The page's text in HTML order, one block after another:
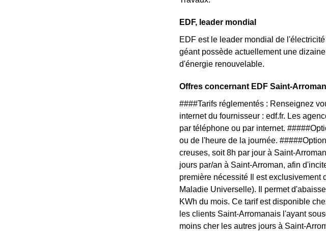
EDF, leader mondial
EDF est le leader mondial de
géant possède actuellement une
d'énergie renouvelable.
Offres concernant EDF Saint-Arroman
####Tarifs réglementés : Renseignez
internet du fournisseur : edf.fr. Les
par téléphone ou par internet.
ou de l'heure de la journée.
creuses, soit 8h par jour à Saint-
jours par/an à Saint-Arroman, afin
première nécessité Il est exclusivement
Maladie Universelle). Il permet
KWh du mois. Ce tarif est disponible
les clients Saint-Arromanais l'ayant
moins cher les autres jours à Saint-